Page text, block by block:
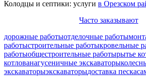
Колодцы и септики: услуги в Орезском
Часто заказывают
дорожные работыотделочные работы
работыстроительные работыкровельные
работыобщестроительные работырытье
котлованагусеничные экскаваторы
экскаваторыэкскаваторыдоставка песка